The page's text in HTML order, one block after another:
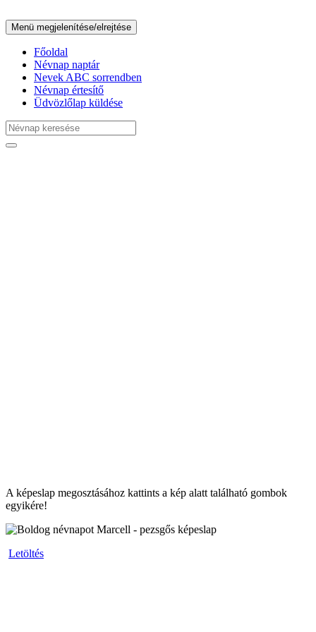
Menü megjelenítése/elrejtése
Főoldal
Névnap naptár
Nevek ABC sorrendben
Névnap értesítő
Üdvözlőlap küldése
A képeslap megosztásához kattints a kép alatt található gombok
egyikére!
Letöltés